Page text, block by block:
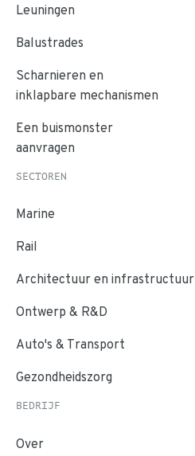
Leuningen
Balustrades
Scharnieren en
inklapbare mechanismen
Een buismonster
aanvragen
SECTOREN
Marine
Rail
Architectuur en infrastructuur
Ontwerp & R&D
Auto's & Transport
Gezondheidszorg
BEDRIJF
Over